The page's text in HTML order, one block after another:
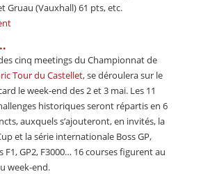
Gruau (Vauxhall) 61 pts, etc.
cinq meetings du Championnat de
Tour du Castellet, se déroulera sur le
le week-end des 2 et 3 mai. Les 11
historiques seront répartis en 6
auxquels s’ajouteront, en invités, la
et la série internationale Boss GP,
F1, GP2, F3000… 16 courses figurent au
week-end.